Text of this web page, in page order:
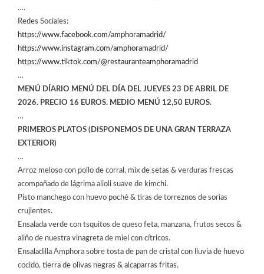
….
Redes Sociales:
https://www.facebook.com/amphoramadrid/
https://www.instagram.com/amphoramadrid/
https://www.tiktok.com/@restauranteamphoramadrid
…
MENÚ DÍARIO MENÚ DEL DÍA DEL JUEVES 23 DE ABRIL DE
2026. PRECIO 16 EUROS. MEDIO MENÚ 12,50 EUROS.
…
PRIMEROS PLATOS (DISPONEMOS DE UNA GRAN TERRAZA
EXTERIOR)
…
Arroz meloso con pollo de corral, mix de setas & verduras frescas
acompañado de lágrima alioli suave de kimchi.
Pisto manchego con huevo poché & tiras de torreznos de sorias
crujientes.
Ensalada verde con tsquitos de queso feta, manzana, frutos secos &
aliño de nuestra vinagreta de miel con cítricos.
Ensaladilla Amphora sobre tosta de pan de cristal con lluvia de huevo
cocido, tierra de olivas negras & alcaparras fritas.